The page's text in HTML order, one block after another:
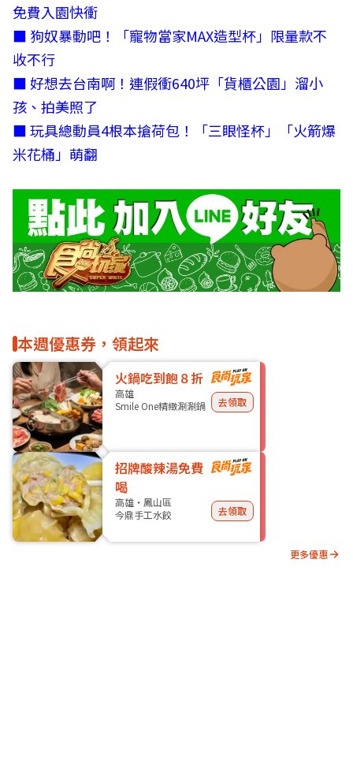
免費入園快衝
■ 狗奴暴動吧！「寵物當家MAX造型杯」限量款不
收不行
■好想去台南啊！連假衝640坪「貨櫃公園」溜小
孩、拍美照了
■玩具總動員4根本搶荷包！「三眼怪杯」「火箭爆
米花桶」萌翻
本週優惠券，領起來
火鍋吃到飽８折
高雄
Smile One精緻涮涮鍋
去領取
招牌酸辣湯免費
喝
高雄・鳳山區
今鼎手工水餃
去領取
更多優惠